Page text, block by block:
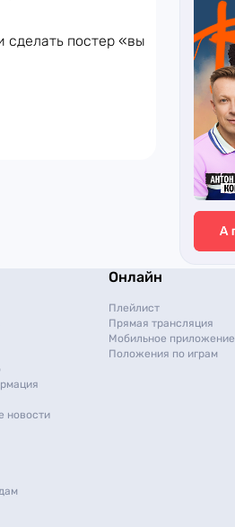
сделать постер «вы
новости
Онлайн
Плейлист
Прямая трансляция
Мобильное приложение
Положения по играм